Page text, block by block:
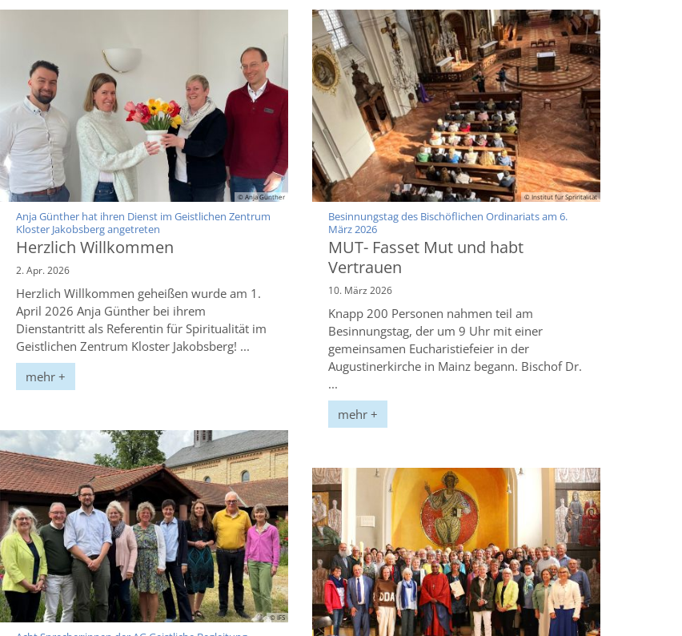
© Anja Günther
Anja Günther hat ihren Dienst im Geistlichen Zentrum
Kloster Jakobsberg angetreten
Herzlich Willkommen
2. Apr. 2026
Herzlich Willkommen geheißen wurde am 1.
April 2026 Anja Günther bei ihrem
Dienstantritt als Referentin für Spiritualität im
Geistlichen Zentrum Kloster Jakobsberg! ...
mehr +
© Institut für Spriritalität
Besinnungstag des Bischöflichen Ordinariats am 6.
März 2026:
MUT- Fasset Mut und habt
Vertrauen
10. März 2026
Knapp 200 Personen nahmen teil am
Besinnungstag, der um 9 Uhr mit einer
gemeinsamen Eucharistiefeier in der
Augustinerkirche in Mainz begann. Bischof Dr.
...
mehr +
© IFS